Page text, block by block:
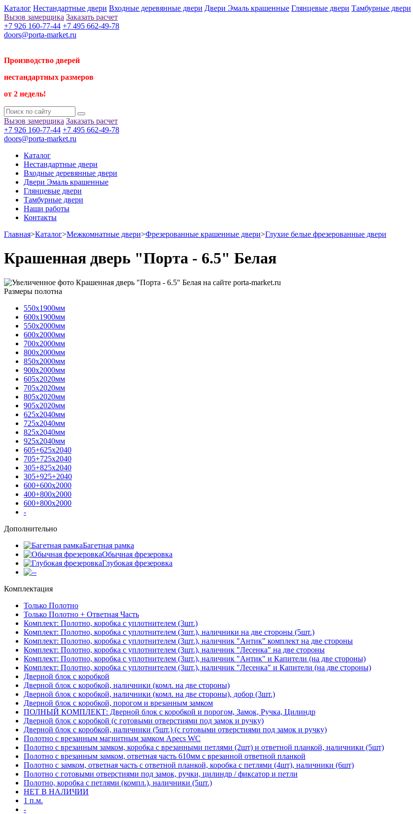
Каталог Нестандартные двери Входные деревянные двери Двери Эмаль крашенные Глянцевые двери Тамбурные двери
Вызов замерщика Заказать расчет
+7 926 160-77-44 +7 495 662-49-78
doors@porta-market.ru
Производство дверей
нестандартных размеров
от 2 недель!
Вызов замерщика Заказать расчет
+7 926 160-77-44 +7 495 662-49-78
doors@porta-market.ru
Каталог
Нестандартные двери
Входные деревянные двери
Двери Эмаль крашенные
Глянцевые двери
Тамбурные двери
Наши работы
Контакты
Главная>Каталог>Межкомнатные двери>Фрезерованные крашенные двери>Глухие белые фрезерованные двери
Крашенная дверь "Порта - 6.5" Белая
Размеры полотна
550х1900мм
600х1900мм
550х2000мм
600х2000мм
700х2000мм
800х2000мм
850х2000мм
900х2000мм
605х2020мм
705х2020мм
805х2020мм
905х2020мм
625х2040мм
725х2040мм
825х2040мм
925х2040мм
605+625х2040
705+725х2040
305+825х2040
305+925+2040
600+600х2000
400+800х2000
600+800х2000
-
Дополнительно
Багетная рамка
Обычная фрезеровка
Глубокая фрезеровка
-
Комплектация
Только Полотно
Только Полотно + Ответная Часть
Комплект: Полотно, коробка с уплотнителем (3шт.)
Комплект: Полотно, коробка с уплотнителем (3шт.), наличники на две стороны (5шт.)
Комплект: Полотно, коробка с уплотнителем (3шт.), наличник "Антик" комплект на две стороны
Комплект: Полотно, коробка с уплотнителем (3шт.), наличник "Лесенка" на две стороны
Комплект: Полотно, коробка с уплотнителем (3шт.), наличник "Антик" и Капители (на две стороны)
Комплект: Полотно, коробка с уплотнителем (3шт.), наличник "Лесенка" и Капители (на две стороны)
Дверной блок с коробкой
Дверной блок с коробкой, наличники (комл. на две стороны)
Дверной блок с коробкой, наличники (комл. на две стороны), добор (3шт.)
Дверной блок с коробкой, порогом и врезанным замком
ПОЛНЫЙ КОМПЛЕКТ: Дверной блок с коробкой и порогом, Замок, Ручка, Цилиндр
Дверной блок с коробкой (с готовыми отверстиями под замок и ручку)
Дверной блок с коробкой, наличники (5шт.) (с готовыми отверстиями под замок и ручку)
Полотно с врезанным магнитным замком Apecs WC
Полотно с врезанным замком, коробка с врезанными петлями (2шт) и ответной планкой, наличники (5шт)
Полотно с врезанным замком, ответная часть 610мм с врезанной ответной планкой
Полотно с замком, ответная часть с ответной планкой, коробка с петлями (4шт), наличники (6шт)
Полотно с готовыми отверстиями под замок, ручки, цилиндр / фиксатор и петли
Полотно, коробка с петлями (компл.), наличники (5шт.)
НЕТ В НАЛИЧИИ
1 п.м.
-